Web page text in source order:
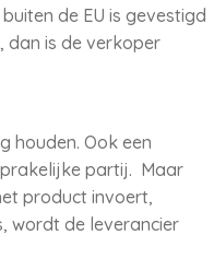
de EU is gevestigd
dan is de verkoper
houden. Ook een
partij. Maar
product invoert,
wordt de leverancier